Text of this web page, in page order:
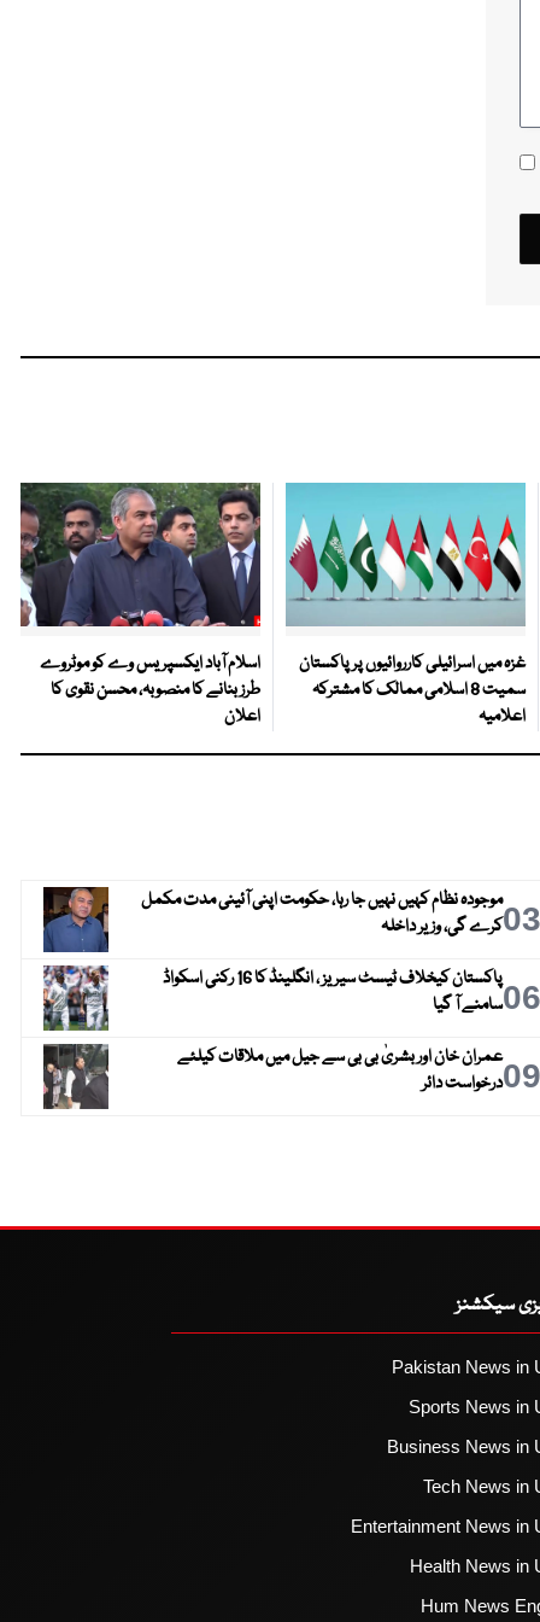
غزہ میں اسرائیلی کارروائیوں پر پاکستان
سمیت 8 اسلامی ممالک کا مشترکہ
اعلامیہ
اسلام آباد ایکسپریس وے کو موٹروے
طرز بنانے کا منصوبہ، محسن نقوی کا
اعلان
03موجودہ نظام کہیں نہیں جا رہا، حکومت اپنی آئینی مدت مکمل
کرے گی، وزیر داخلہ
06
پاکستان کیخلاف ٹیسٹ سیریز ، انگلینڈ کا 16 رکنی اسکواڈ
سامنے آ گیا
09عمران خان اور بشریٰ بی بی سے جیل میں ملاقات کیلئے
درخواست دائر
سیکشنز
Pakistan News in
Sports News in
Business News in
Tech News in
Entertainment News in
Health News in
Hum News